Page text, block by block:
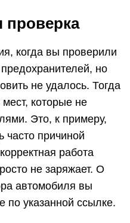
проверка
когда вы проверили
но
не удалось. Тогда
которые не
Это, к примеру,
часто причиной
работа
не заряжает. О
автомобиля вы
по указанной ссылке.